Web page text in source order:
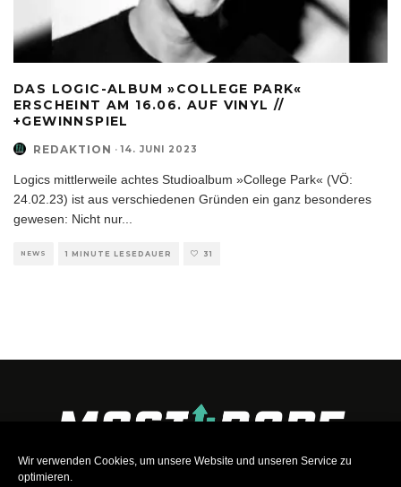
Wir verwenden Cookies, um unsere Website und unseren Service zu
optimieren.
DAS LOGIC-ALBUM »COLLEGE PARK«
ERSCHEINT AM 16.06. AUF VINYL //
+GEWINNSPIEL
REDAKTION · 14. JUNI 2023
Logics mittlerweile achtes Studioalbum »College Park« (VÖ:
24.02.23) ist aus verschiedenen Gründen ein ganz besonderes
gewesen: Nicht nur...
NEWS 1 MINUTE LESEDAUER 31